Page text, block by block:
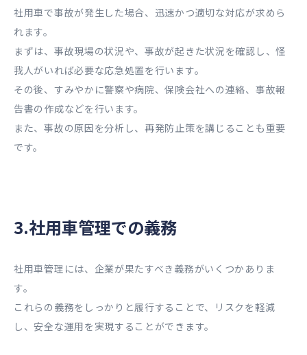
社用車で事故が発生した場合、迅速かつ適切な対応が求めら
れます。
まずは、事故現場の状況や、事故が起きた状況を確認し、怪
我人がいれば必要な応急処置を行います。
その後、すみやかに警察や病院、保険会社への連絡、事故報
告書の作成などを行います。
また、事故の原因を分析し、再発防止策を講じることも重要
です。
3.社用車管理での義務
社用車管理には、企業が果たすべき義務がいくつかありま
す。
これらの義務をしっかりと履行することで、リスクを軽減
し、安全な運用を実現することができます。